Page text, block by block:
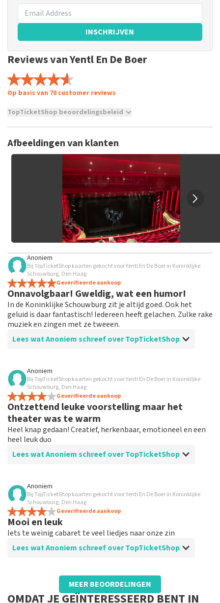
INSCHRIJVEN
Reviews van Yentl En De Boer
Op basis van 70 customer reviews
TopTicketShop beoordelingsbeleid
niet mogelijk om een review achter te laten als je geen
tickets hebt aangeschaft bij TopTicketShop. Reviews met
grof taalgebruik en/of onwaarheden worden niet geplaatst.
Het kan enkele weken duren voordat een review wordt
Afbeeldingen van klanten
Anoniem
Bij TopTicketShop kaarten gekocht voor Yentl En De Boer in Koninklijke
Schouwburg, Den Haag
Geverifieerde aankoop
Onnavolgbaar! Gweldig, wat een humor!
In de Koninklijke Schouwburg zit je altijd goed. Ook het
geluid is daar fantastisch! Iedereen heeft gelachen. Zulke rake
muziek en zingen met ze tweeen.
Lees wat Anoniem schreef over TopTicketShop
Beoordeling van Anoniem over
Altijd super de tickets
Nou alle muziek die ikzelf boek in Den Haag, is
geweldig!!
Anoniem
Bij TopTicketShop kaarten gekocht voor Yentl En De Boer in Koninklijke
Schouwburg, Den Haag
Geverifieerde aankoop
Ontzettend leuke voorstelling maar het
theater was te warm
Heel knap gedaan! Creatief, herkenbaar, emotioneel en een
heel leuk duo
Lees wat Anoniem schreef over TopTicketShop
Beoordeling van Anoniem over
Goed
Prima, duidelijke communicatie en afspraken zijn
nagekomen. Aan te raden
Anoniem
Bij TopTicketShop kaarten gekocht voor Yentl En De Boer in Koninklijke
Schouwburg, Den Haag
Geverifieerde aankoop
Mooi en leuk
Iets te weinig cabaret te veel liedjes naar onze zin
Lees wat Anoniem schreef over TopTicketShop
Beoordeling van Anoniem overTopTicketShop
Goed zoals men verwacht
MEER BEOORDELINGEN
OMDAT JE GEÏNTERESSEERD BENT IN